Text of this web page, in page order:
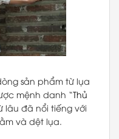
sản phẩm từ lụa
mệnh danh “Thủ
lâu đã nổi tiếng với
và dệt lụa.